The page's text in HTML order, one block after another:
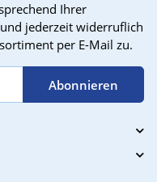
Ihrer
jederzeit widerruflich
per E-Mail zu.
Abonnieren